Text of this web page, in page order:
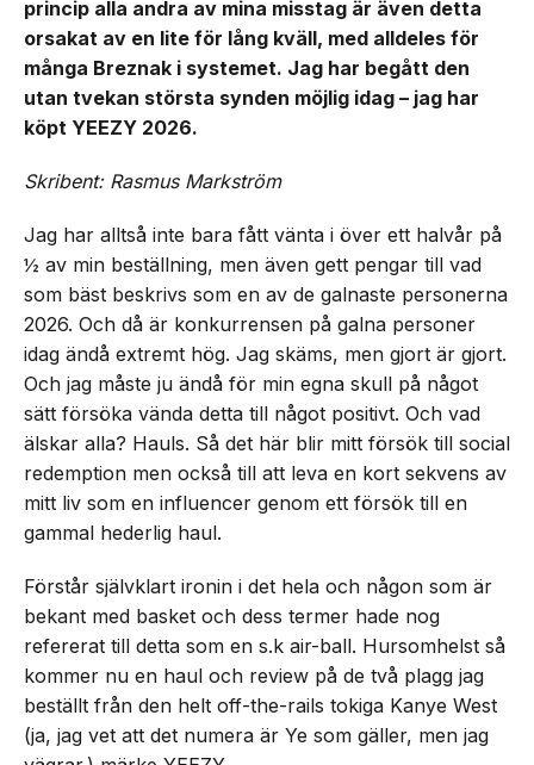
princip alla andra av mina misstag är även detta
orsakat av en lite för lång kväll, med alldeles för
många Breznak i systemet. Jag har begått den
utan tvekan största synden möjlig idag – jag har
köpt YEEZY 2026.
Skribent: Rasmus Markström
Jag har alltså inte bara fått vänta i över ett halvår på
½ av min beställning, men även gett pengar till vad
som bäst beskrivs som en av de galnaste personerna
2026. Och då är konkurrensen på galna personer
idag ändå extremt hög. Jag skäms, men gjort är gjort.
Och jag måste ju ändå för min egna skull på något
sätt försöka vända detta till något positivt. Och vad
älskar alla? Hauls. Så det här blir mitt försök till social
redemption men också till att leva en kort sekvens av
mitt liv som en influencer genom ett försök till en
gammal hederlig haul.
Förstår självklart ironin i det hela och någon som är
bekant med basket och dess termer hade nog
refererat till detta som en s.k air-ball. Hursomhelst så
kommer nu en haul och review på de två plagg jag
beställt från den helt off-the-rails tokiga Kanye West
(ja, jag vet att det numera är Ye som gäller, men jag